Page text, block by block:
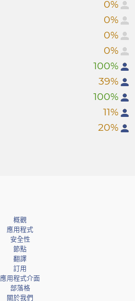
0%
0%
0%
0%
100%
39%
100%
11%
20%
概觀
應用程式
安全性
節點
翻譯
訂用
應用程式介面
部落格
關於我們